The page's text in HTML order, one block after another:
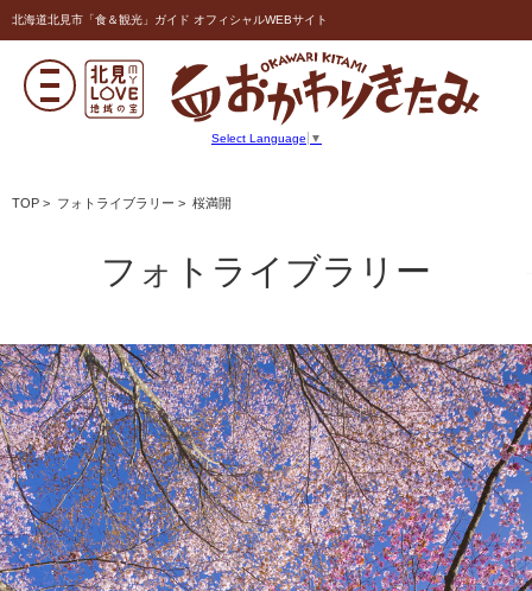
北海道北見市「食＆観光」ガイド オフィシャルWEBサイト
Select Language ▼
TOP > フォトライブラリー > 桜満開
フォトライブラリー